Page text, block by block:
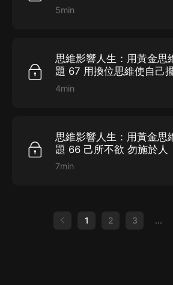
5min
思維影響人生：用黃金思
題 67 用換位思維使自己
4min
思維影響人生：用黃金思
題 66 己所不欲 勿施於人
7min
1 2 3 ...